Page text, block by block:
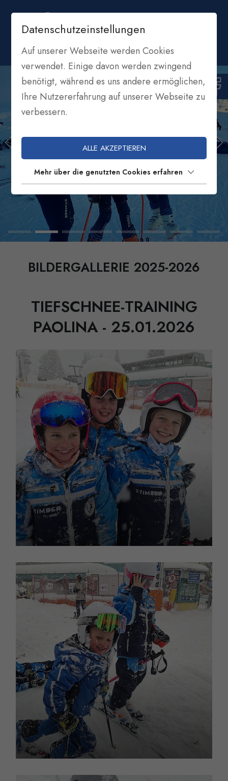
BILDERGALLERIE 2025-2026
TIEFSCHNEE-TRAINING
PAOLINA - 25.01.2026
Datenschutzeinstellungen
Auf unserer Webseite werden Cookies
verwendet. Einige davon werden zwingend
benötigt, während es uns andere ermöglichen,
Ihre Nutzererfahrung auf unserer Webseite zu
verbessern.
ALLE AKZEPTIEREN
Mehr über die genutzten Cookies erfahren